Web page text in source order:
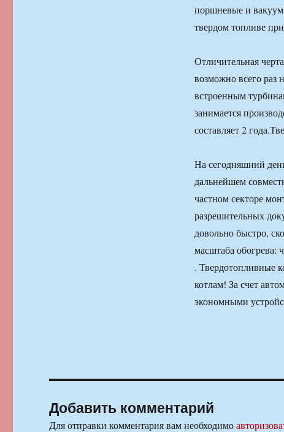
поршневые и
твердом топливе
Отличительная
возможно всего раз
встроенным
занимается
составляет 2
На сегодняшний
дальнейшем
частном секторе
разрешительных
довольно быстро,
масштаба обогрева:
. Твердотопливные
котлам! За счет
экономными
Добавить комментарий
Для отправки комментария вам необходимо